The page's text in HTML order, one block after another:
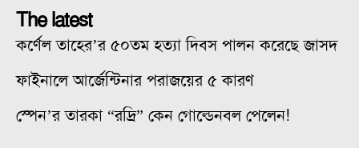
The latest
কর্ণেল তাহের’র ৫০তম হত্যা দিবস পালন করেছে জাসদ
ফাইনালে আর্জেন্টিনার পরাজয়ের ৫ কারণ
স্পেন’র তারকা “রদ্রি” কেন গোল্ডেনবল পেলেন!